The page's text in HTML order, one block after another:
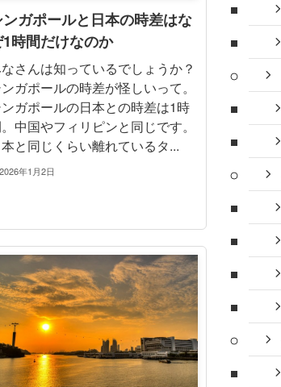
ンガポールと日本の時差はな
時間だけなのか
さんは知っているでしょうか？
ガポールの時差が怪しいって。
ガポールの日本との時差は1時
中国やフィリピンと同じです。
と同じくらい離れているタ...
2026年1月2日